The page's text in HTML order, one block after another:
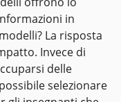
caduta
bellezza
Modello di
in
La risposta
Invece di
delle
selezionare